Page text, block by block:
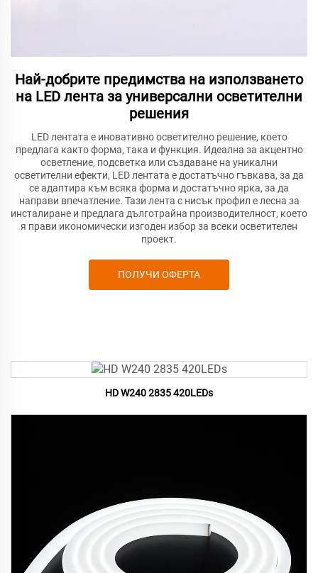
Най-добрите предимства на използването
на LED лента за универсални осветителни
решения
LED лентата е иновативно осветително решение, което
предлага както форма, така и функция. Идеална за акцентно
осветление, подсветка или създаване на уникални
осветителни ефекти, LED лентата е достатъчно гъвкава, за да
се адаптира към всяка форма и достатъчно ярка, за да
направи впечатление. Тази лента с нисък профил е лесна за
инсталиране и предлага дълготрайна производителност, което
я прави икономически изгоден избор за всеки осветителен
проект.
ПОЛУЧИ ОФЕРТА
HD W240 2835 420LEDs